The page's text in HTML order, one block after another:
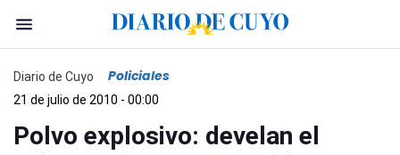
Diario de Cuyo Policiales
21 de julio de 2010 - 00:00
Polvo explosivo: develan el